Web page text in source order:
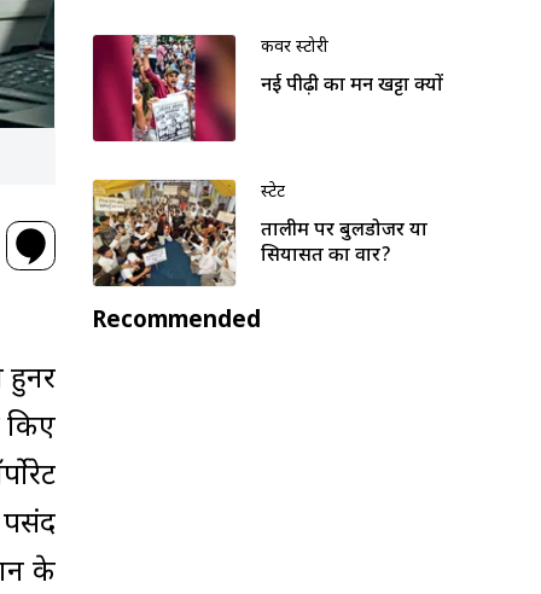
हुनर
किए
पसंद
के
कवर स्टोरी
नई पीढ़ी का मन खट्टा क्यों
स्टेट
तालीम पर बुलडोजर या
सियासत का वार?
Recommended